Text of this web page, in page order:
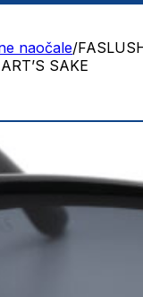
naočale/
SAKE